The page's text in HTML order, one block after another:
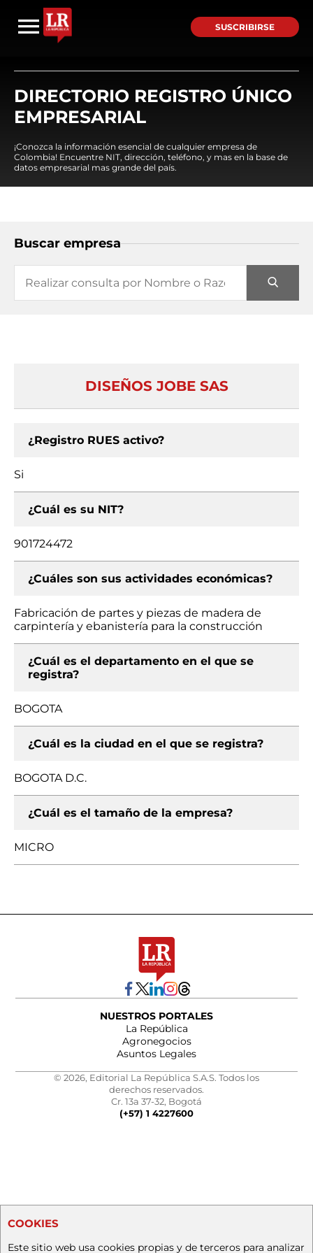
SUSCRIBIRSE
DIRECTORIO REGISTRO ÚNICO
EMPRESARIAL
¡Conozca la información esencial de cualquier empresa de
Colombia! Encuentre NIT, dirección, teléfono, y mas en la base de
datos empresarial mas grande del país.
Buscar empresa
DISEÑOS JOBE SAS
¿Registro RUES activo?
Si
¿Cuál es su NIT?
901724472
¿Cuáles son sus actividades económicas?
Fabricación de partes y piezas de madera de
carpintería y ebanistería para la construcción
¿Cuál es el departamento en el que se
registra?
BOGOTA
¿Cuál es la ciudad en el que se registra?
BOGOTA D.C.
¿Cuál es el tamaño de la empresa?
MICRO
NUESTROS PORTALES
La República
Agronegocios
Asuntos Legales
© 2026, Editorial La República S.A.S. Todos los
derechos reservados.
Cr. 13a 37-32, Bogotá
(+57) 1 4227600
COOKIES
Este sitio web usa cookies propias y de terceros para analizar